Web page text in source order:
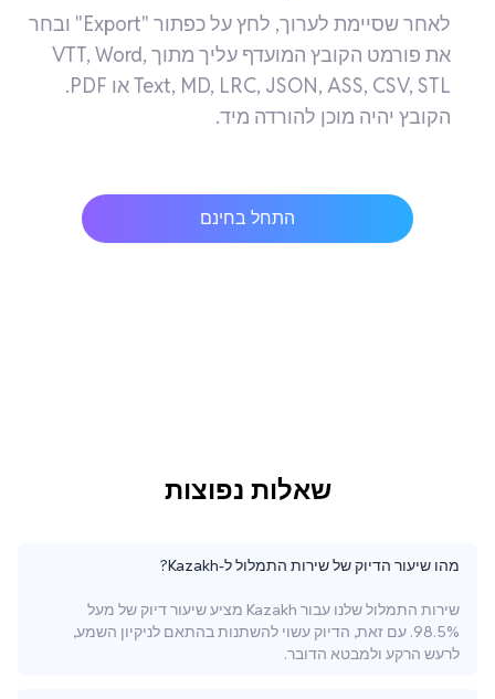
לאחר שסיימת לערוך, לחץ על כפתור "Export" ובחר
את פורמט הקובץ המועדף עליך מתוך VTT, Word,
Text, MD, LRC, JSON, ASS, CSV, STL או PDF.
הקובץ יהיה מוכן להורדה מיד.
התחל בחינם
שאלות נפוצות
מהו שיעור הדיוק של שירות התמלול ל-Kazakh?
שירות התמלול שלנו עבור Kazakh מציע שיעור דיוק של מעל
98.5%. עם זאת, הדיוק עשוי להשתנות בהתאם לניקיון השמע,
לרעש הרקע ולמבטא הדובר.